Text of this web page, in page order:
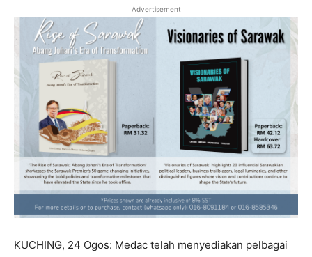
Advertisement
KUCHING, 24 Ogos: Medac telah menyediakan pelbagai